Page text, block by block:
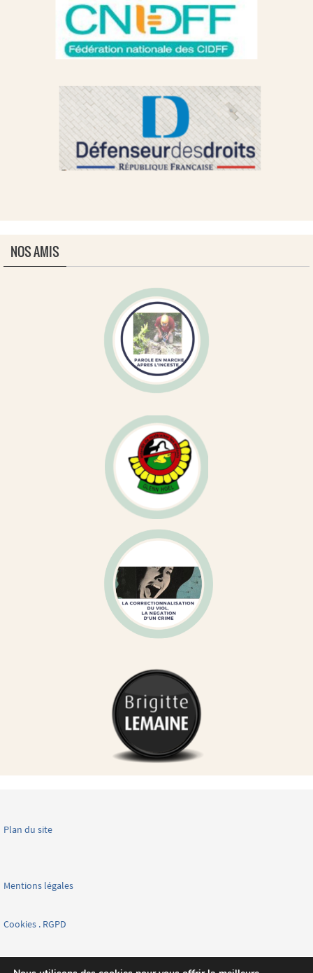
NOS AMIS
Plan du site
Mentions légales
Cookies . RGPD